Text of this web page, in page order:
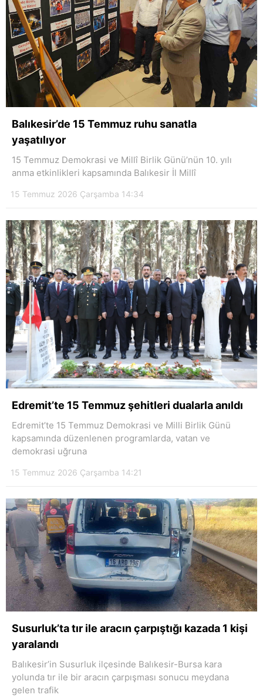
Balıkesir’de 15 Temmuz ruhu sanatla
yaşatılıyor
15 Temmuz Demokrasi ve Millî Birlik Günü’nün 10. yılı
anma etkinlikleri kapsamında Balıkesir İl Millî
15 Temmuz 2026 Çarşamba 14:34
Edremit’te 15 Temmuz şehitleri dualarla anıldı
Edremit’te 15 Temmuz Demokrasi ve Milli Birlik Günü
kapsamında düzenlenen programlarda, vatan ve
demokrasi uğruna
15 Temmuz 2026 Çarşamba 14:21
Susurluk’ta tır ile aracın çarpıştığı kazada 1 kişi
yaralandı
Balıkesir’in Susurluk ilçesinde Balıkesir-Bursa kara
yolunda tır ile bir aracın çarpışması sonucu meydana
gelen trafik